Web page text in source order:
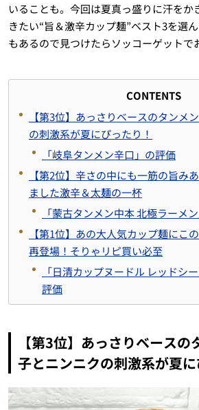
いることも。今回は夏真っ盛りに汗をか
きたい“旨＆激辛カップ麺”ベスト3を選
もあるので見つけたらソッコーゲットで
CONTENTS
【第3位】あっさりベースのタンメ
の刺激系が夏にぴったり！
「岐阜タンメン辛口」の評価
【第2位】辛さの中にも一筋の旨み
ました激辛＆太麺の一杯
「蒙古タンメン中本 北極ラーメ
【第1位】あの大人気カップ麺にこ
再登場！そりゃリピ買い必至
「日清カップヌードル レッドシ
評価
【第3位】あっさりベースの
子とニンニクの刺激系が夏に